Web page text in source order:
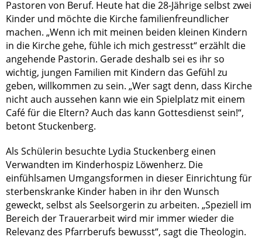
Pastoren von Beruf. Heute hat die 28-Jährige selbst zwei
Kinder und möchte die Kirche familienfreundlicher
machen. „Wenn ich mit meinen beiden kleinen Kindern
in die Kirche gehe, fühle ich mich gestresst“ erzählt die
angehende Pastorin. Gerade deshalb sei es ihr so
wichtig, jungen Familien mit Kindern das Gefühl zu
geben, willkommen zu sein. „Wer sagt denn, dass Kirche
nicht auch aussehen kann wie ein Spielplatz mit einem
Café für die Eltern? Auch das kann Gottesdienst sein!“,
betont Stuckenberg.
Als Schülerin besuchte Lydia Stuckenberg einen
Verwandten im Kinderhospiz Löwenherz. Die
einfühlsamen Umgangsformen in dieser Einrichtung für
sterbenskranke Kinder haben in ihr den Wunsch
geweckt, selbst als Seelsorgerin zu arbeiten. „Speziell im
Bereich der Trauerarbeit wird mir immer wieder die
Relevanz des Pfarrberufs bewusst“, sagt die Theologin.